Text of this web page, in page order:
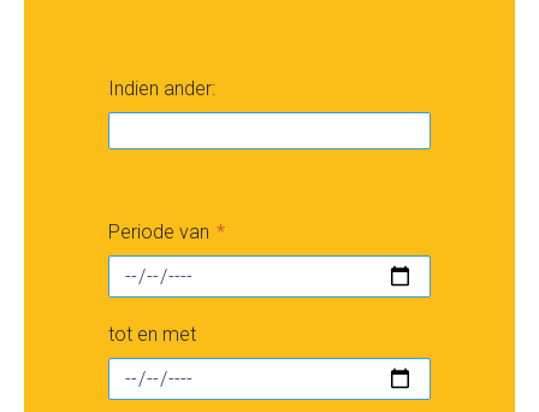
Indien ander:
Periode van
tot en met